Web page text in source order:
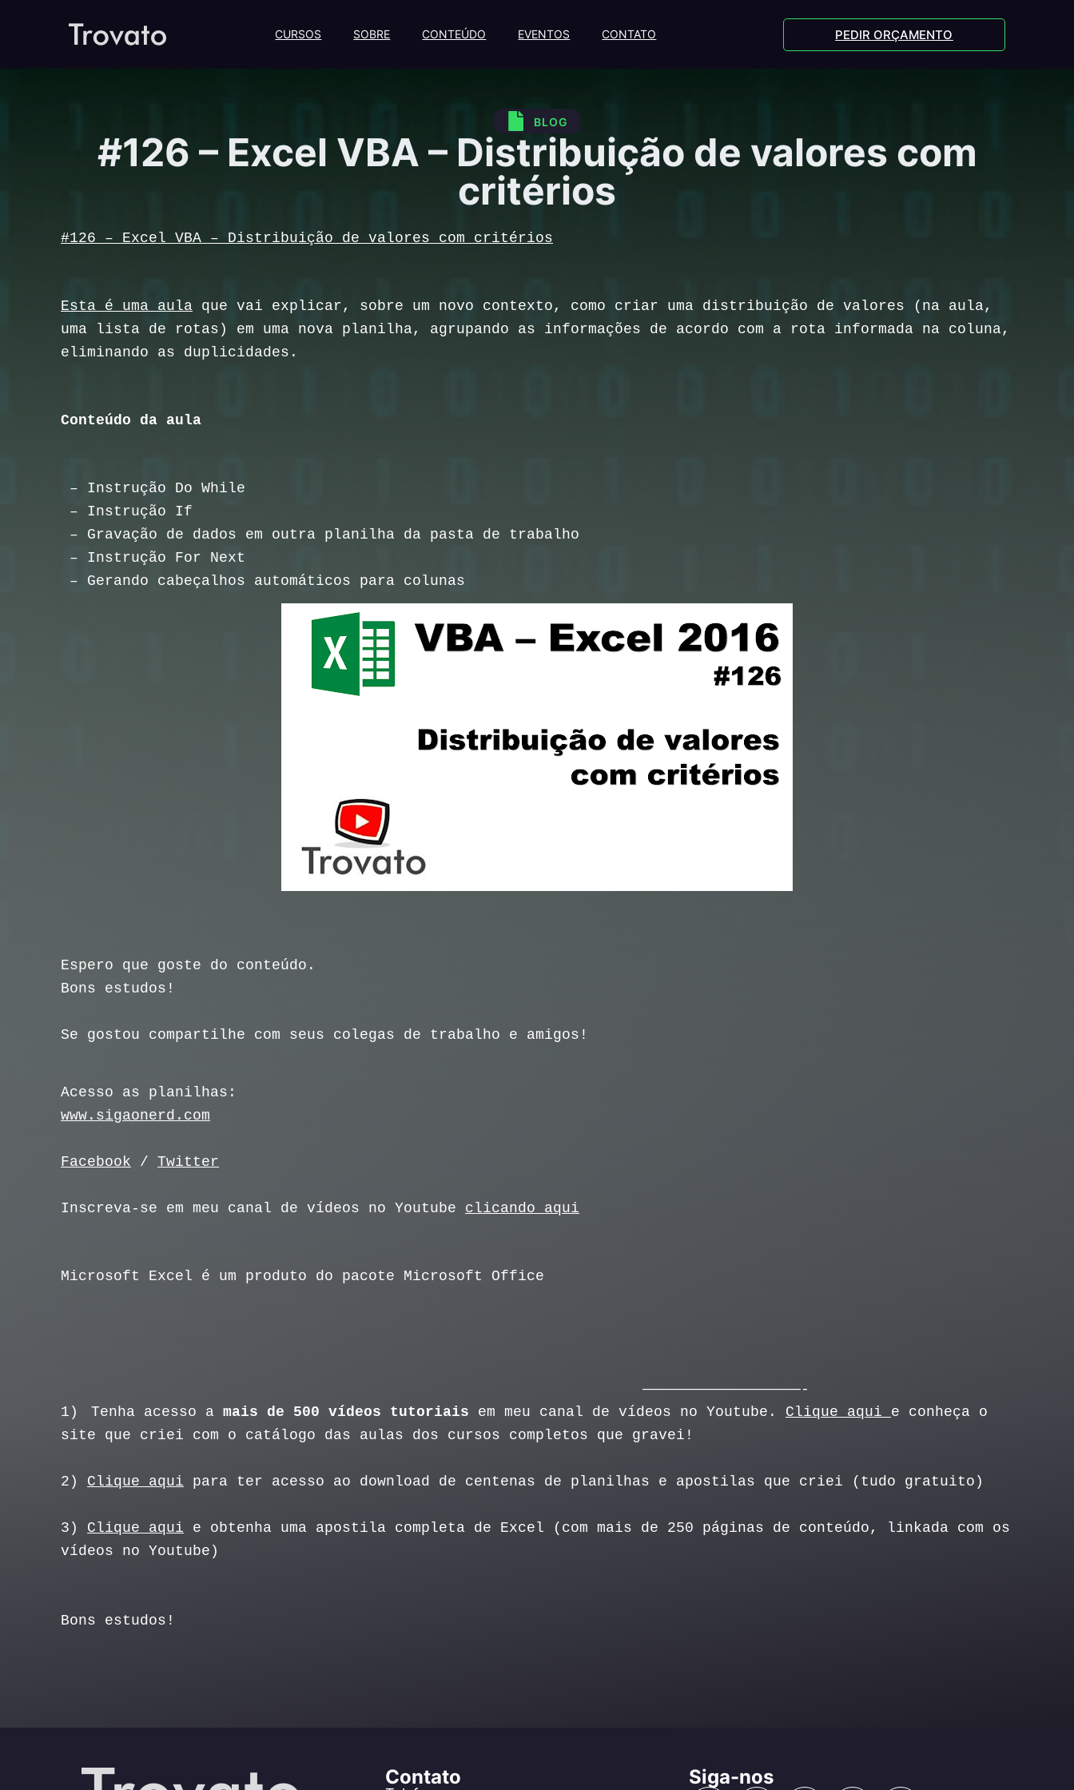
CURSOS SOBRE CONTEÚDO EVENTOS CONTATO PEDIR ORÇAMENTO
BLOG
#126 – Excel VBA – Distribuição de valores com
critérios
#126 – Excel VBA – Distribuição de valores com critérios
Esta é uma aula que vai explicar, sobre um novo contexto, como criar uma distribuição de valores (na aula,
uma lista de rotas) em uma nova planilha, agrupando as informações de acordo com a rota informada na coluna,
eliminando as duplicidades.
Conteúdo da aula
– Instrução Do While
– Instrução If
– Gravação de dados em outra planilha da pasta de trabalho
– Instrução For Next
– Gerando cabeçalhos automáticos para colunas
Espero que goste do conteúdo.
Bons estudos!
Se gostou compartilhe com seus colegas de trabalho e amigos!
Acesso as planilhas:
www.sigaonerd.com
Facebook / Twitter
Inscreva-se em meu canal de vídeos no Youtube clicando aqui
Microsoft Excel é um produto do pacote Microsoft Office
——————————————————-
1)
Tenha acesso a mais de 500 vídeos tutoriais em meu canal de vídeos no Youtube. Clique aqui e conheça o
site que criei com o catálogo das aulas dos cursos completos que gravei!
2) Clique aqui para ter acesso ao download de centenas de planilhas e apostilas que criei (tudo gratuito)
3) Clique aqui e obtenha uma apostila completa de Excel (com mais de 250 páginas de conteúdo, linkada com os
vídeos no Youtube)
Bons estudos!
Contato Siga-nos